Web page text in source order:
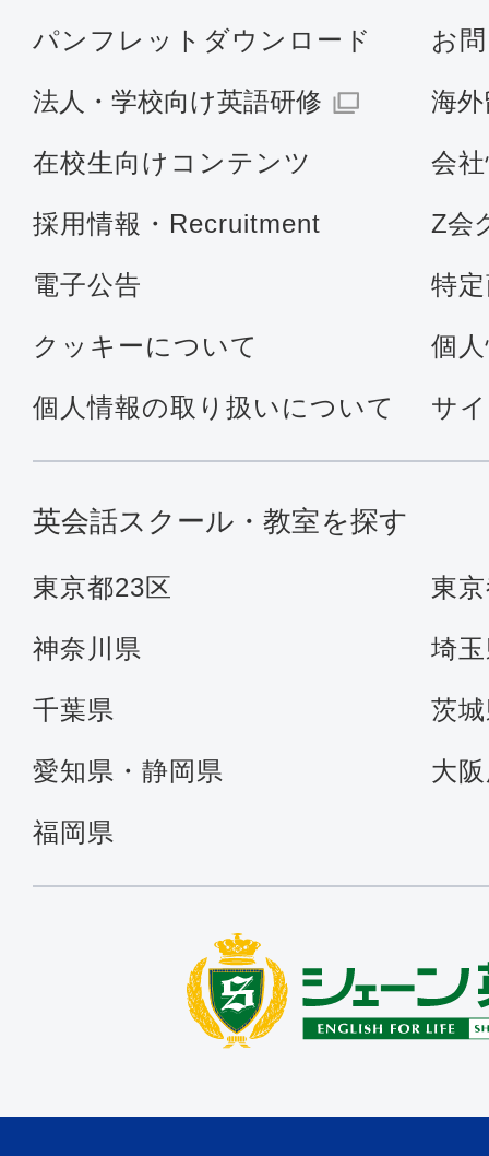
パンフレットダウンロード お
法人・学校向け英語研修 海
在校生向けコンテンツ 会
採用情報・Recruitment Z会
電子公告 特
クッキーについて 個
個人情報の取り扱いについて サ
英会話スクール・教室を探す
東京都23区 東
神奈川県 埼
千葉県 茨
愛知県・静岡県 大
福岡県